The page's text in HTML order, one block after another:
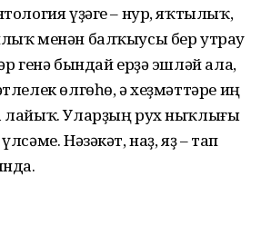
үҙәге – нур, яҡтылыҡ,
менән балҡыусы бер утрау
генә бындай ерҙә эшләй ала,
өлгөһө, ә хеҙмәттәре иң
лайыҡ. Уларҙың рух ныҡлығы
Нәзәкәт, наҙ, яҙ – тап